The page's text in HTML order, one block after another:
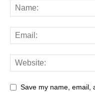
Save my name, email,